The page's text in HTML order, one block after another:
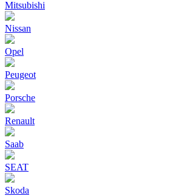
Mitsubishi
Nissan
Opel
Peugeot
Porsche
Renault
Saab
SEAT
Skoda